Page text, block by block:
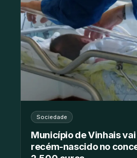
Sociedade
Município de Vinhais
recém-nascido no